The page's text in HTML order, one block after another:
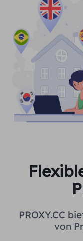
PROXY.CC
von